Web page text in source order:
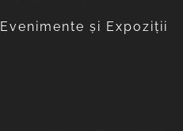
Evenimente și Expoziții